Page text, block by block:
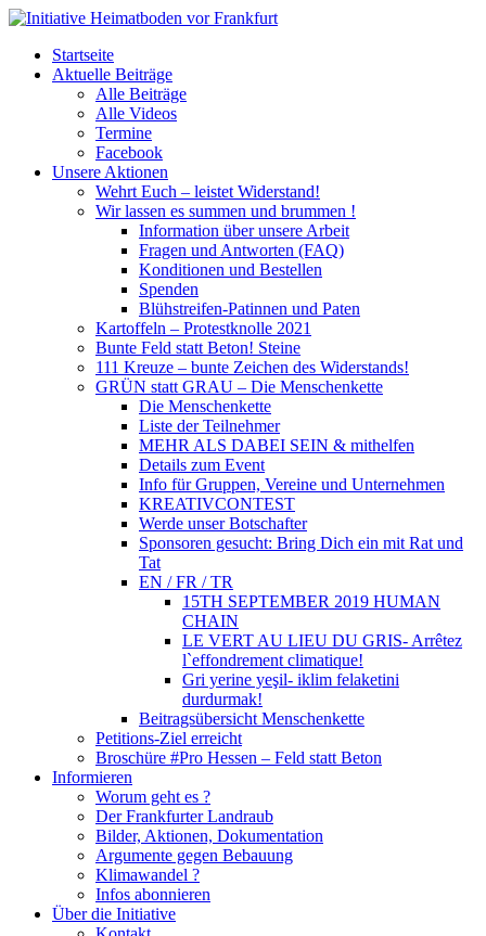
Startseite
Aktuelle Beiträge
Alle Beiträge
Alle Videos
Termine
Facebook
Unsere Aktionen
Wehrt Euch – leistet Widerstand!
Wir lassen es summen und brummen !
Information über unsere Arbeit
Fragen und Antworten (FAQ)
Konditionen und Bestellen
Spenden
Blühstreifen-Patinnen und Paten
Kartoffeln – Protestknolle 2021
Bunte Feld statt Beton! Steine
111 Kreuze – bunte Zeichen des Widerstands!
GRÜN statt GRAU – Die Menschenkette
Die Menschenkette
Liste der Teilnehmer
MEHR ALS DABEI SEIN & mithelfen
Details zum Event
Info für Gruppen, Vereine und Unternehmen
KREATIVCONTEST
Werde unser Botschafter
Sponsoren gesucht: Bring Dich ein mit Rat und
Tat
EN / FR / TR
15TH SEPTEMBER 2019 HUMAN
CHAIN
LE VERT AU LIEU DU GRIS- Arrêtez
l`effondrement climatique!
Gri yerine yeşil- iklim felaketini
durdurmak!
Beitragsübersicht Menschenkette
Petitions-Ziel erreicht
Broschüre #Pro Hessen – Feld statt Beton
Informieren
Worum geht es ?
Der Frankfurter Landraub
Bilder, Aktionen, Dokumentation
Argumente gegen Bebauung
Klimawandel ?
Infos abonnieren
Über die Initiative